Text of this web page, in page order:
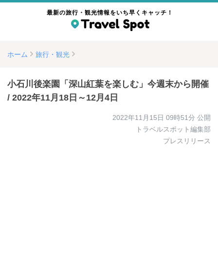
最新の旅行・観光情報をいち早くキャッチ！
ホーム 旅行・観光
小石川後楽園「深山紅葉を楽しむ」今週末から開催
/ 2022年11月18日～12月4日
2022年11月15日 09時51分 公開
トラベルスポット編集部
プレスリリース